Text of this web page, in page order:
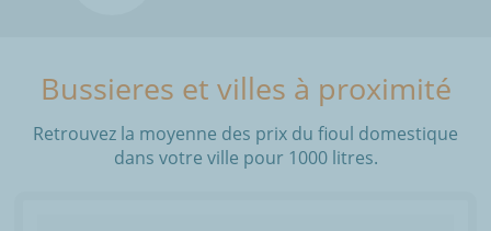
Bussieres et villes à proximité
Retrouvez la moyenne des prix du fioul domestique
dans votre ville pour 1000 litres.